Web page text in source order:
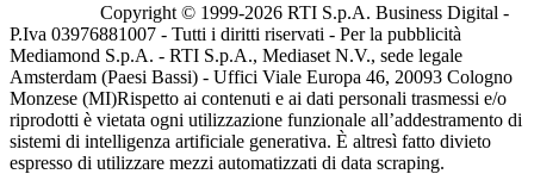
Copyright © 1999-2026 RTI S.p.A. Business Digital -
P.Iva 03976881007 - Tutti i diritti riservati - Per la pubblicità
Mediamond S.p.A. - RTI S.p.A., Mediaset N.V., sede legale
Amsterdam (Paesi Bassi) - Uffici Viale Europa 46, 20093 Cologno
Monzese (MI)Rispetto ai contenuti e ai dati personali trasmessi e/o
riprodotti è vietata ogni utilizzazione funzionale all’addestramento di
sistemi di intelligenza artificiale generativa. È altresì fatto divieto
espresso di utilizzare mezzi automatizzati di data scraping.